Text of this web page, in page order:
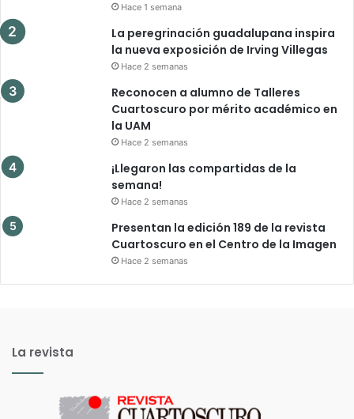
Hace 1 semana
La peregrinación guadalupana inspira
la nueva exposición de Irving Villegas
Hace 2 semanas
Reconocen a alumno de Talleres
Cuartoscuro por mérito académico en
la UAM
Hace 2 semanas
¡Llegaron las compartidas de la
semana!
Hace 2 semanas
Presentan la edición 189 de la revista
Cuartoscuro en el Centro de la Imagen
Hace 2 semanas
La revista